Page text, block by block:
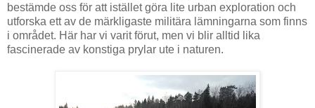
bestämde oss för att istället göra lite urban exploration och
utforska ett av de märkligaste militära lämningarna som finns
i området. Här har vi varit förut, men vi blir alltid lika
fascinerade av konstiga prylar ute i naturen.